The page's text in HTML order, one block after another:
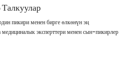
Талкуулар
пикири менен бирге өлкөнүн эң
эксперттери менен сын-пикирлер